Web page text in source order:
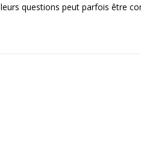
leurs questions peut parfois être